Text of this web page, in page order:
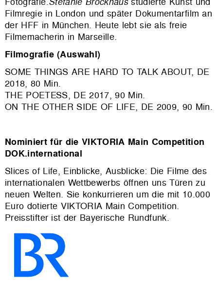
Filmregie in London und später Dokumentarfilm an
der HFF in München. Heute lebt sie als freie
Filmemacherin in Marseille.
Filmografie (Auswahl)
SOME THINGS ARE HARD TO TALK ABOUT, DE
2018, 80 Min.
THE POETESS, DE 2017, 90 Min.
ON THE OTHER SIDE OF LIFE, DE 2009, 90 Min.
Nominiert für die VIKTORIA Main Competition
DOK.international
Slices of Life, Einblicke, Ausblicke: Die Filme des
internationalen Wettbewerbs öffnen uns Türen zu
neuen Welten. Sie konkurrieren um die mit 10.000
Euro dotierte VIKTORIA Main Competition.
Preisstifter ist der Bayerische Rundfunk.